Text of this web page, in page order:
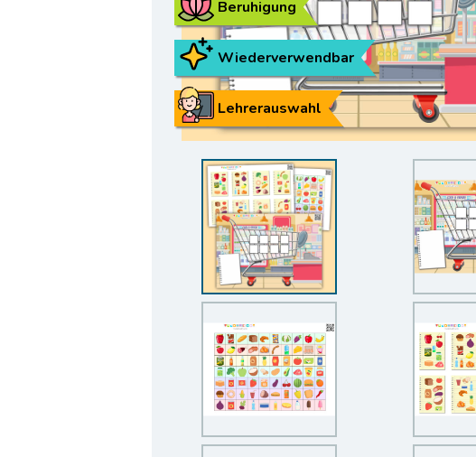
Lehrerauswahl
Wiederverwendbar
Beruhigung